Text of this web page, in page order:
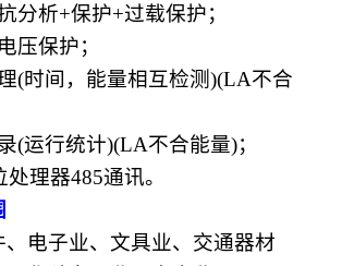
分析+保护+过载保护；
压保护；
(时间，能量相互检测)(LA不合
(运行统计)(LA不合能量)；
理器485通讯。
、电子业、文具业、交通器材